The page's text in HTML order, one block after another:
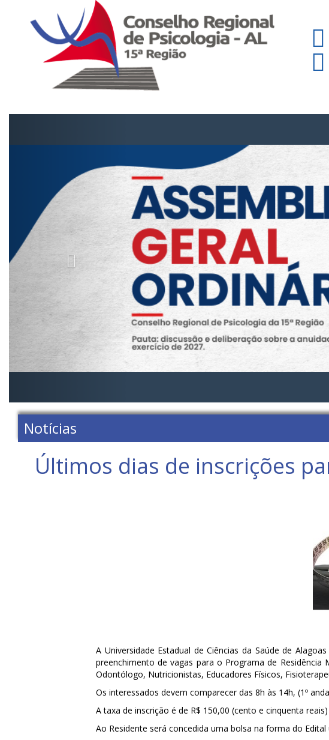
Notícias
Últimos dias de inscrições
A Universidade Estadual de Ciências da Saúde de
preenchimento de vagas para o Programa de Residência
Odontólogo, Nutricionistas, Educadores Físicos,
Os interessados devem comparecer das 8h às 14h, (1º
A taxa de inscrição é de R$ 150,00 (cento e cinquenta
Ao Residente será concedida uma bolsa na forma do